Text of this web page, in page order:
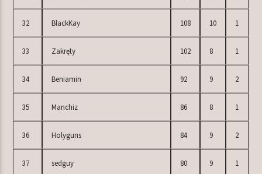
32 BlackKay 108 10 1
33 Zakręty 102 8 1
34 Beniamin 92 9 2
35 Manchiz 86 8 1
36 Holyguns 84 9 2
37 sedguy 80 9 1